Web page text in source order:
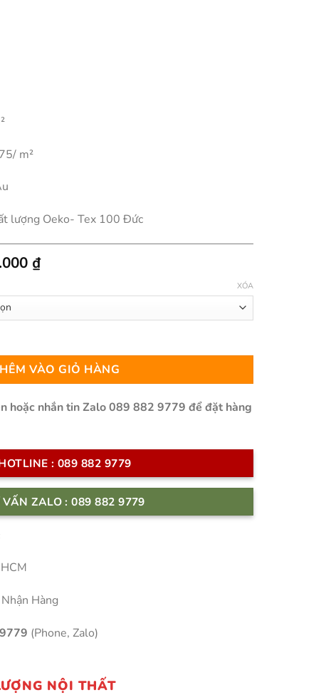
m²
lượng Oeko- Tex 100 Đức
₫Khoảng
từ
đến
XÓA
lượng
VÀO GIỎ HÀNG
hoặc nhắn tin Zalo 089 882 9779 để đặt hàng
: 089 882 9779
VẤN ZALO : 089 882 9779
Hàng
(Phone, Zalo)
NỘI THẤT